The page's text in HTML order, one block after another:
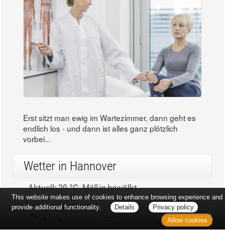
Erst sitzt man ewig im Wartezimmer, dann geht es
endlich los - und dann ist alles ganz plötzlich
vorbei...
Wetter in Hannover
Aktuell: 29 °C,Mäßig bewölkt
3h: 0 mm
min: 29 °C
max: 31 °C
This website makes use of cookies to enhance browsing experience and
provide additional functionality.
Details
Privacy policy
Allow cookies